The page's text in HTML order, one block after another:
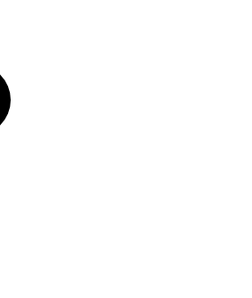
moins d'information sur le livre